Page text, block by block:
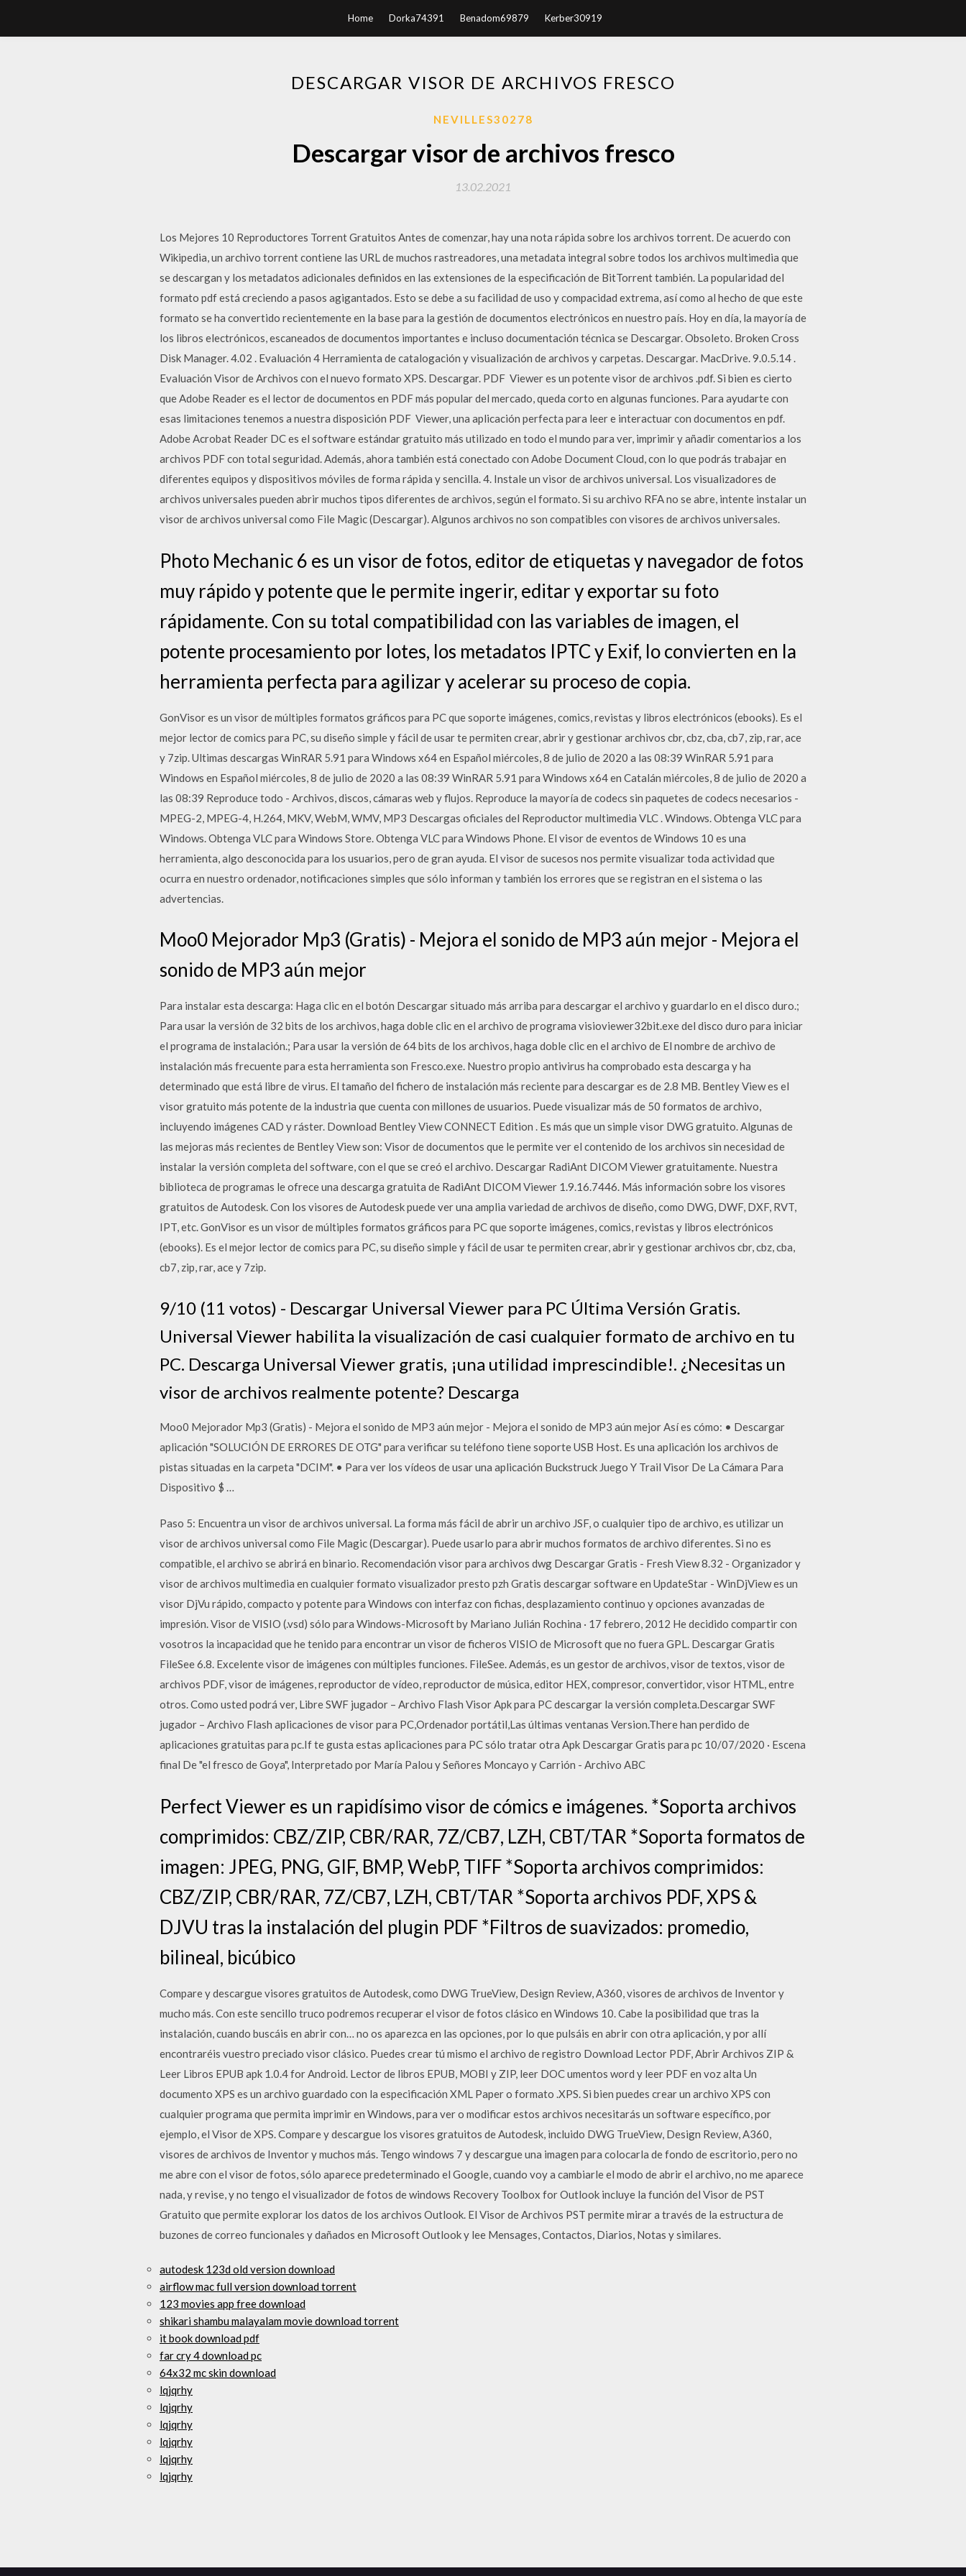
Home Dorka74391 Benadom69879 Kerber30919
DESCARGAR VISOR DE ARCHIVOS FRESCO
NEVILLES30278
Descargar visor de archivos fresco
13.02.2021
Los Mejores 10 Reproductores Torrent Gratuitos Antes de comenzar, hay una nota rápida sobre los archivos torrent. De acuerdo con
Wikipedia, un archivo torrent contiene las URL de muchos rastreadores, una metadata integral sobre todos los archivos multimedia que
se descargan y los metadatos adicionales definidos en las extensiones de la especificación de BitTorrent también. La popularidad del
formato pdf está creciendo a pasos agigantados. Esto se debe a su facilidad de uso y compacidad extrema, así como al hecho de que este
formato se ha convertido recientemente en la base para la gestión de documentos electrónicos en nuestro país. Hoy en día, la mayoría de
los libros electrónicos, escaneados de documentos importantes e incluso documentación técnica se Descargar. Obsoleto. Broken Cross
Disk Manager. 4.02 . Evaluación 4 Herramienta de catalogación y visualización de archivos y carpetas. Descargar. MacDrive. 9.0.5.14 .
Evaluación Visor de Archivos con el nuevo formato XPS. Descargar. PDF ‎ Viewer es un potente visor de archivos .pdf. Si bien es cierto
que Adobe Reader es el lector de documentos en PDF más popular del mercado, queda corto en algunas funciones. Para ayudarte con
esas limitaciones tenemos a nuestra disposición PDF ‎ Viewer, una aplicación perfecta para leer e interactuar con documentos en pdf.
Adobe Acrobat Reader DC es el software estándar gratuito más utilizado en todo el mundo para ver, imprimir y añadir comentarios a los
archivos PDF con total seguridad. Además, ahora también está conectado con Adobe Document Cloud, con lo que podrás trabajar en
diferentes equipos y dispositivos móviles de forma rápida y sencilla. 4. Instale un visor de archivos universal. Los visualizadores de
archivos universales pueden abrir muchos tipos diferentes de archivos, según el formato. Si su archivo RFA no se abre, intente instalar un
visor de archivos universal como File Magic (Descargar). Algunos archivos no son compatibles con visores de archivos universales.
Photo Mechanic 6 es un visor de fotos, editor de etiquetas y navegador de fotos
muy rápido y potente que le permite ingerir, editar y exportar su foto
rápidamente. Con su total compatibilidad con las variables de imagen, el
potente procesamiento por lotes, los metadatos IPTC y Exif, lo convierten en la
herramienta perfecta para agilizar y acelerar su proceso de copia.
GonVisor es un visor de múltiples formatos gráficos para PC que soporte imágenes, comics, revistas y libros electrónicos (ebooks). Es el
mejor lector de comics para PC, su diseño simple y fácil de usar te permiten crear, abrir y gestionar archivos cbr, cbz, cba, cb7, zip, rar, ace
y 7zip. Ultimas descargas WinRAR 5.91 para Windows x64 en Español miércoles, 8 de julio de 2020 a las 08:39 WinRAR 5.91 para
Windows en Español miércoles, 8 de julio de 2020 a las 08:39 WinRAR 5.91 para Windows x64 en Catalán miércoles, 8 de julio de 2020 a
las 08:39 Reproduce todo - Archivos, discos, cámaras web y flujos. Reproduce la mayoría de codecs sin paquetes de codecs necesarios -
MPEG-2, MPEG-4, H.264, MKV, WebM, WMV, MP3 Descargas oficiales del Reproductor multimedia VLC . Windows. Obtenga VLC para
Windows. Obtenga VLC para Windows Store. Obtenga VLC para Windows Phone. El visor de eventos de Windows 10 es una
herramienta, algo desconocida para los usuarios, pero de gran ayuda. El visor de sucesos nos permite visualizar toda actividad que
ocurra en nuestro ordenador, notificaciones simples que sólo informan y también los errores que se registran en el sistema o las
advertencias.
Moo0 Mejorador Mp3 (Gratis) - Mejora el sonido de MP3 aún mejor - Mejora el
sonido de MP3 aún mejor
Para instalar esta descarga: Haga clic en el botón Descargar situado más arriba para descargar el archivo y guardarlo en el disco duro.;
Para usar la versión de 32 bits de los archivos, haga doble clic en el archivo de programa visioviewer32bit.exe del disco duro para iniciar
el programa de instalación.; Para usar la versión de 64 bits de los archivos, haga doble clic en el archivo de El nombre de archivo de
instalación más frecuente para esta herramienta son Fresco.exe. Nuestro propio antivirus ha comprobado esta descarga y ha
determinado que está libre de virus. El tamaño del fichero de instalación más reciente para descargar es de 2.8 MB. Bentley View es el
visor gratuito más potente de la industria que cuenta con millones de usuarios. Puede visualizar más de 50 formatos de archivo,
incluyendo imágenes CAD y ráster. Download Bentley View CONNECT Edition . Es más que un simple visor DWG gratuito. Algunas de
las mejoras más recientes de Bentley View son: Visor de documentos que le permite ver el contenido de los archivos sin necesidad de
instalar la versión completa del software, con el que se creó el archivo. Descargar RadiAnt DICOM Viewer gratuitamente. Nuestra
biblioteca de programas le ofrece una descarga gratuita de RadiAnt DICOM Viewer 1.9.16.7446. Más información sobre los visores
gratuitos de Autodesk. Con los visores de Autodesk puede ver una amplia variedad de archivos de diseño, como DWG, DWF, DXF, RVT,
IPT, etc. GonVisor es un visor de múltiples formatos gráficos para PC que soporte imágenes, comics, revistas y libros electrónicos
(ebooks). Es el mejor lector de comics para PC, su diseño simple y fácil de usar te permiten crear, abrir y gestionar archivos cbr, cbz, cba,
cb7, zip, rar, ace y 7zip.
9/10 (11 votos) - Descargar Universal Viewer para PC Última Versión Gratis.
Universal Viewer habilita la visualización de casi cualquier formato de archivo en tu
PC. Descarga Universal Viewer gratis, ¡una utilidad imprescindible!. ¿Necesitas un
visor de archivos realmente potente? Descarga
Moo0 Mejorador Mp3 (Gratis) - Mejora el sonido de MP3 aún mejor - Mejora el sonido de MP3 aún mejor Así es cómo: • Descargar
aplicación "SOLUCIÓN DE ERRORES DE OTG" para verificar su teléfono tiene soporte USB Host. Es una aplicación los archivos de
pistas situadas en la carpeta "DCIM". • Para ver los vídeos de usar una aplicación Buckstruck Juego Y Trail Visor De La Cámara Para
Dispositivo $ …
Paso 5: Encuentra un visor de archivos universal. La forma más fácil de abrir un archivo JSF, o cualquier tipo de archivo, es utilizar un
visor de archivos universal como File Magic (Descargar). Puede usarlo para abrir muchos formatos de archivo diferentes. Si no es
compatible, el archivo se abrirá en binario. Recomendación visor para archivos dwg Descargar Gratis - Fresh View 8.32 - Organizador y
visor de archivos multimedia en cualquier formato visualizador presto pzh Gratis descargar software en UpdateStar - WinDjView es un
visor DjVu rápido, compacto y potente para Windows con interfaz con fichas, desplazamiento continuo y opciones avanzadas de
impresión. Visor de VISIO (.vsd) sólo para Windows-Microsoft by Mariano Julián Rochina · 17 febrero, 2012 He decidido compartir con
vosotros la incapacidad que he tenido para encontrar un visor de ficheros VISIO de Microsoft que no fuera GPL. Descargar Gratis
FileSee 6.8. Excelente visor de imágenes con múltiples funciones. FileSee. Además, es un gestor de archivos, visor de textos, visor de
archivos PDF, visor de imágenes, reproductor de vídeo, reproductor de música, editor HEX, compresor, convertidor, visor HTML, entre
otros. Como usted podrá ver, Libre SWF jugador – Archivo Flash Visor Apk para PC descargar la versión completa.Descargar SWF
jugador – Archivo Flash aplicaciones de visor para PC,Ordenador portátil,Las últimas ventanas Version.There han perdido de
aplicaciones gratuitas para pc.If te gusta estas aplicaciones para PC sólo tratar otra Apk Descargar Gratis para pc 10/07/2020 · Escena
final De "el fresco de Goya", Interpretado por María Palou y Señores Moncayo y Carrión - Archivo ABC
Perfect Viewer es un rapidísimo visor de cómics e imágenes. *Soporta archivos
comprimidos: CBZ/ZIP, CBR/RAR, 7Z/CB7, LZH, CBT/TAR *Soporta formatos de
imagen: JPEG, PNG, GIF, BMP, WebP, TIFF *Soporta archivos comprimidos:
CBZ/ZIP, CBR/RAR, 7Z/CB7, LZH, CBT/TAR *Soporta archivos PDF, XPS &
DJVU tras la instalación del plugin PDF *Filtros de suavizados: promedio,
bilineal, bicúbico
Compare y descargue visores gratuitos de Autodesk, como DWG TrueView, Design Review, A360, visores de archivos de Inventor y
mucho más. Con este sencillo truco podremos recuperar el visor de fotos clásico en Windows 10. Cabe la posibilidad que tras la
instalación, cuando buscáis en abrir con… no os aparezca en las opciones, por lo que pulsáis en abrir con otra aplicación, y por allí
encontraréis vuestro preciado visor clásico. Puedes crear tú mismo el archivo de registro Download Lector PDF, Abrir Archivos ZIP &
Leer Libros EPUB apk 1.0.4 for Android. Lector de libros EPUB, MOBI y ZIP, leer DOC umentos word y leer PDF en voz alta Un
documento XPS es un archivo guardado con la especificación XML Paper o formato .XPS. Si bien puedes crear un archivo XPS con
cualquier programa que permita imprimir en Windows, para ver o modificar estos archivos necesitarás un software específico, por
ejemplo, el Visor de XPS. Compare y descargue los visores gratuitos de Autodesk, incluido DWG TrueView, Design Review, A360,
visores de archivos de Inventor y muchos más. Tengo windows 7 y descargue una imagen para colocarla de fondo de escritorio, pero no
me abre con el visor de fotos, sólo aparece predeterminado el Google, cuando voy a cambiarle el modo de abrir el archivo, no me aparece
nada, y revise, y no tengo el visualizador de fotos de windows Recovery Toolbox for Outlook incluye la función del Visor de PST
Gratuito que permite explorar los datos de los archivos Outlook. El Visor de Archivos PST permite mirar a través de la estructura de
buzones de correo funcionales y dañados en Microsoft Outlook y lee Mensages, Contactos, Diarios, Notas y similares.
autodesk 123d old version download
airflow mac full version download torrent
123 movies app free download
shikari shambu malayalam movie download torrent
it book download pdf
far cry 4 download pc
64x32 mc skin download
lqjqrhy
lqjqrhy
lqjqrhy
lqjqrhy
lqjqrhy
lqjqrhy